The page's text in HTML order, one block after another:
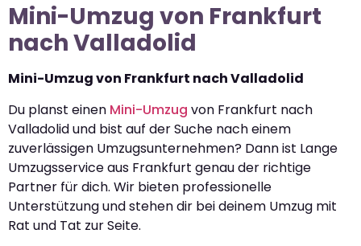
Mini-Umzug von Frankfurt
nach Valladolid
Mini-Umzug von Frankfurt nach Valladolid
Du planst einen Mini-Umzug von Frankfurt nach
Valladolid und bist auf der Suche nach einem
zuverlässigen Umzugsunternehmen? Dann ist Lange
Umzugsservice aus Frankfurt genau der richtige
Partner für dich. Wir bieten professionelle
Unterstützung und stehen dir bei deinem Umzug mit
Rat und Tat zur Seite.